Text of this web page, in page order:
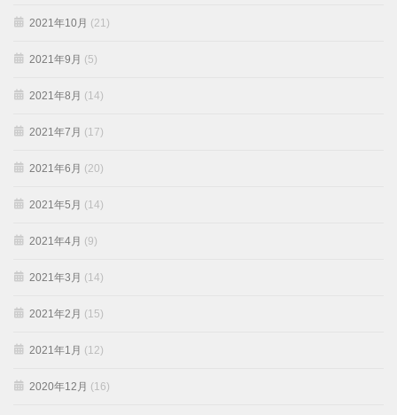
2021年10月 (21)
2021年9月 (5)
2021年8月 (14)
2021年7月 (17)
2021年6月 (20)
2021年5月 (14)
2021年4月 (9)
2021年3月 (14)
2021年2月 (15)
2021年1月 (12)
2020年12月 (16)